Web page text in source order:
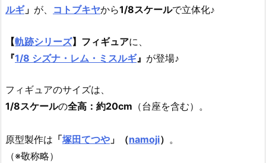
ルギ」 が、 コトブキヤから1/8スケールで立体化♪
【軌跡シリーズ】フィギュアに、
『1/8 シズナ・レム・ミスルギ』 が登場♪
フィギュアのサイズは、
1/8スケールの全高：約20cm （台座を含む）。
原型製作は 「塚田てつや 」（namoji） 。
（※敬称略）